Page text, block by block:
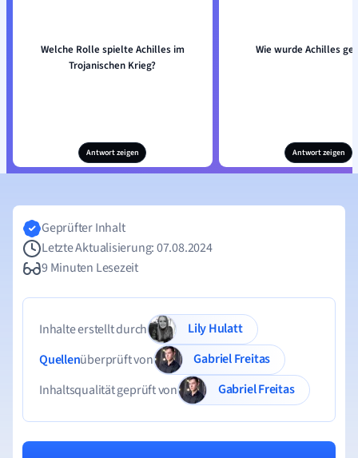
Welche Rolle spielte Achilles im
Trojanischen Krieg?
Antwort zeigen
Wie wurde Achilles
Antwort zeigen
Geprüfter Inhalt
Letzte Aktualisierung: 07.08.2024
9 Minuten Lesezeit
Inhalte erstellt durch
Lily Hulatt
Quellenüberprüft von
Gabriel Freitas
Inhaltsqualität geprüft von
Gabriel Freitas